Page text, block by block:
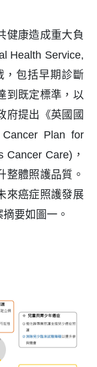
健康造成重大負
Health Service,
，包括早期診斷
到既定標準，以
府提出《英國國
Plan for
Cancer Care)，
整體照護品質。
來癌症照護發展
要如圖一。